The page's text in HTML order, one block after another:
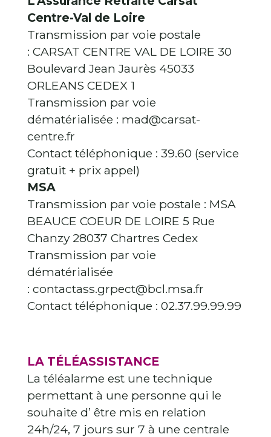
Centre-Val de Loire
Transmission par voie postale
: CARSAT CENTRE VAL DE LOIRE 30
Boulevard Jean Jaurès 45033
ORLEANS CEDEX 1
Transmission par voie
dématérialisée : mad@carsat-
centre.fr
Contact téléphonique : 39.60 (service
gratuit + prix appel)
MSA
Transmission par voie postale : MSA
BEAUCE COEUR DE LOIRE 5 Rue
Chanzy 28037 Chartres Cedex
Transmission par voie
dématérialisée
: contactass.grpect@bcl.msa.fr
Contact téléphonique : 02.37.99.99.99
LA TÉLÉASSISTANCE
La téléalarme est une technique
permettant à une personne qui le
souhaite d’ être mis en relation
24h/24, 7 jours sur 7 à une centrale